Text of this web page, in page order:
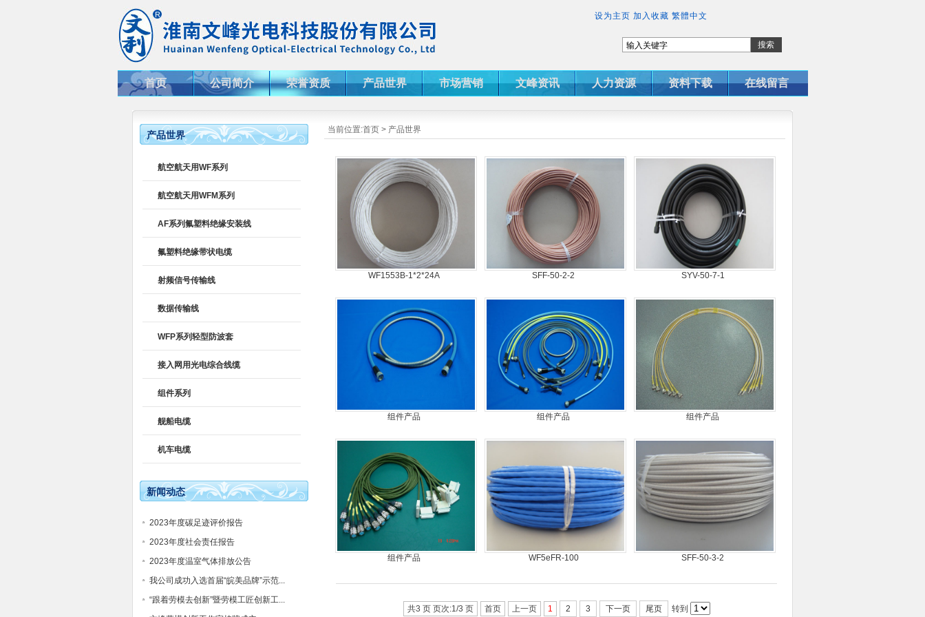
设为主页 加入收藏 繁體中文
首页 公司简介 荣誉资质 产品世界 市场营销 文峰资讯 人力资源 资料下载 在线留言
当前位置:首页 > 产品世界
WF1553B-1*2*24A SFF-50-2-2 SYV-50-7-1
组件产品 组件产品 组件产品
组件产品 WF5eFR-100 SFF-50-3-2
共3 页 页次:1/3 页 首页 上一页 1 2 3 下一页 尾页 转到
产品世界
航空航天用WF系列
航空航天用WFM系列
AF系列氟塑料绝缘安装线
氟塑料绝缘带状电缆
射频信号传输线
数据传输线
WFP系列轻型防波套
接入网用光电综合线缆
组件系列
舰船电缆
机车电缆
新闻动态
2023年度碳足迹评价报告
2023年度社会责任报告
2023年度温室气体排放公告
我公司成功入选首届“皖美品牌”示范...
“跟着劳模去创新”暨劳模工匠创新工...